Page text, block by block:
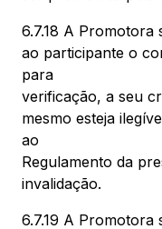
6.7.18 A Promotora
ao participante o
para
verificação, a seu
mesmo esteja
ao
Regulamento da
invalidação.
6.7.19 A Promotora